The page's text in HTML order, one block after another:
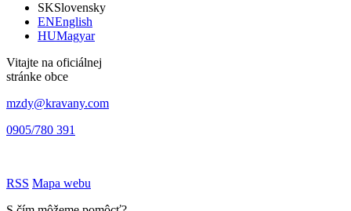
SKSlovensky
ENEnglish
HUMagyar
Vitajte na oficiálnej
stránke obce
mzdy@kravany.com
0905/780 391
RSS Mapa webu